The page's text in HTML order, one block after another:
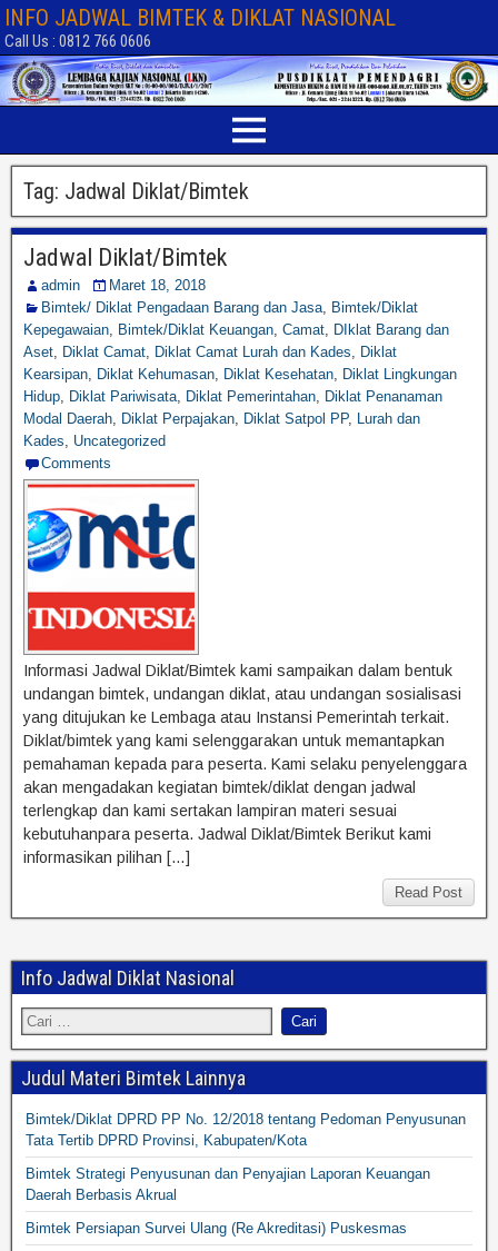
INFO JADWAL BIMTEK & DIKLAT NASIONAL
Call Us : 0812 766 0606
Tag: Jadwal Diklat/Bimtek
Jadwal Diklat/Bimtek
admin
Maret 18, 2018
Bimtek/ Diklat Pengadaan Barang dan Jasa
Bimtek/Diklat
Kepegawaian
Bimtek/Diklat Keuangan Camat
DIklat Barang dan
Aset
Diklat Camat Diklat Camat Lurah dan Kades
Diklat
Kearsipan
Diklat Kehumasan Diklat Kesehatan
Diklat Lingkungan
Hidup
Diklat Pariwisata Diklat Pemerintahan
Diklat Penanaman
Modal Daerah
Diklat Perpajakan Diklat Satpol PP,
Lurah dan
Kades
Uncategorized
Comments
Informasi Jadwal Diklat/Bimtek kami sampaikan dalam bentuk
undangan bimtek, undangan diklat, atau undangan sosialisasi
yang ditujukan ke Lembaga atau Instansi Pemerintah terkait.
Diklat/bimtek yang kami selenggarakan untuk memantapkan
pemahaman kepada para peserta. Kami selaku penyelenggara
akan mengadakan kegiatan bimtek/diklat dengan jadwal
terlengkap dan kami sertakan lampiran materi sesuai
kebutuhanpara peserta. Jadwal Diklat/Bimtek Berikut kami
informasikan pilihan […]
Read Post
Info Jadwal Diklat Nasional
Judul Materi Bimtek Lainnya
Bimtek/Diklat DPRD PP No. 12/2018 tentang Pedoman Penyusunan
Tata Tertib DPRD Provinsi, Kabupaten/Kota
Bimtek Strategi Penyusunan dan Penyajian Laporan Keuangan
Daerah Berbasis Akrual
Bimtek Persiapan Survei Ulang (Re Akreditasi) Puskesmas